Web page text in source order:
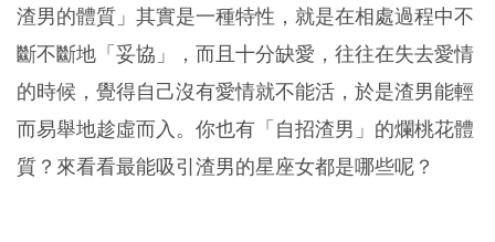
渣男的體質」其實是一種特性，就是在相處過程中不
斷不斷地「妥協」，而且十分缺愛，往往在失去愛情
的時候，覺得自己沒有愛情就不能活，於是渣男能輕
而易舉地趁虛而入。你也有「自招渣男」的爛桃花體
質？來看看最能吸引渣男的星座女都是哪些呢？